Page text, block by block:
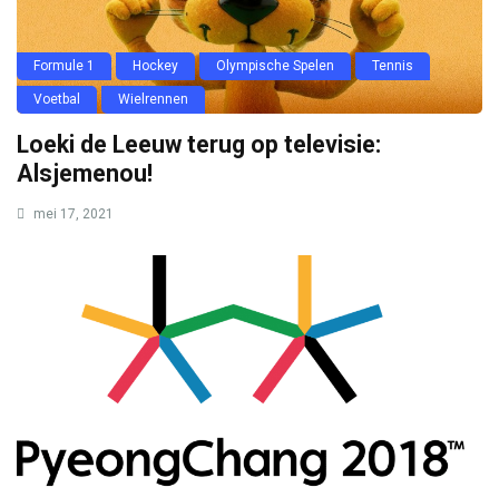
Formule 1 Hockey Olympische Spelen Tennis
Voetbal Wielrennen
Loeki de Leeuw terug op televisie:
Alsjemenou!
mei 17, 2021